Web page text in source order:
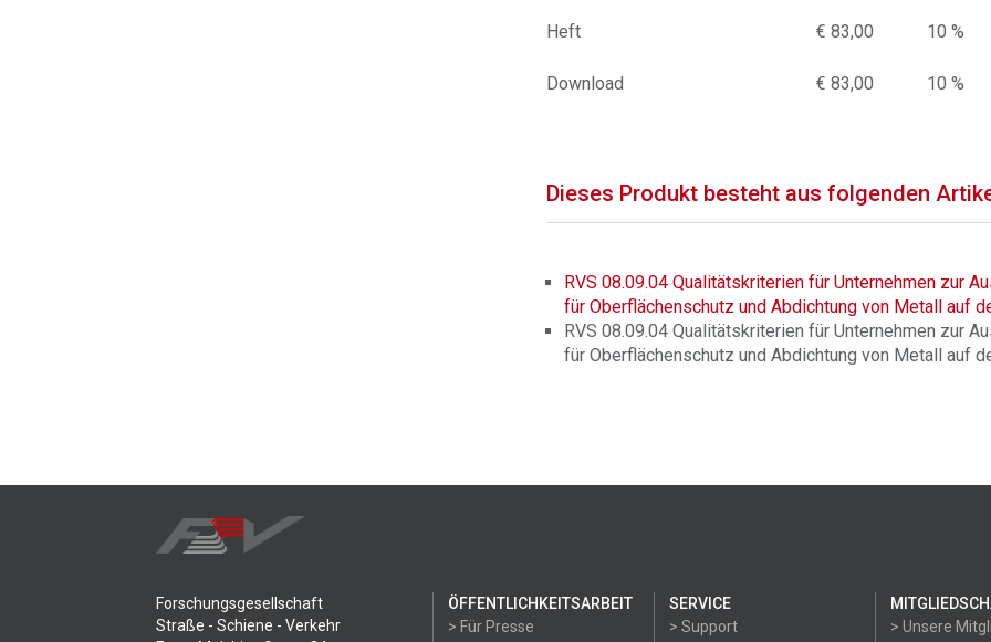
Heft € 83,00 10 %
Download € 83,00 10 %
Dieses Produkt besteht aus folgenden
RVS 08.09.04 Qualitätskriterien für Unternehmen zur
für Oberflächenschutz und Abdichtung von Metall auf
RVS 08.09.04 Qualitätskriterien für Unternehmen zur
für Oberflächenschutz und Abdichtung von Metall auf
Forschungsgesellschaft
Straße - Schiene - Verkehr
ÖFFENTLICHKEITSARBEIT
> Für Presse
SERVICE
> Support
> Unsere